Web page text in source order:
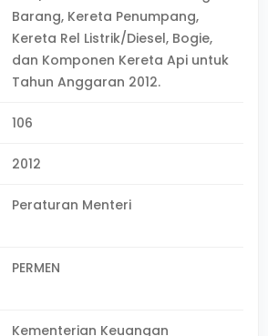
Barang, Kereta Penumpang,
Kereta Rel Listrik/Diesel, Bogie,
dan Komponen Kereta Api untuk
Tahun Anggaran 2012.
106
2012
Peraturan Menteri
PERMEN
Kementerian Keuangan